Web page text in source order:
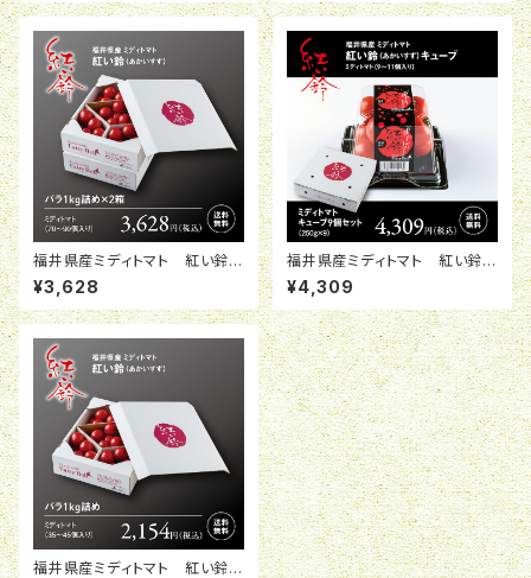
福井県産ミディトマト 紅い鈴
バラ1kg詰め×2箱
¥3,628
福井県産ミディトマト 紅い鈴キ
ューブ 9個セット
¥4,309
福井県産ミディトマト 紅い鈴